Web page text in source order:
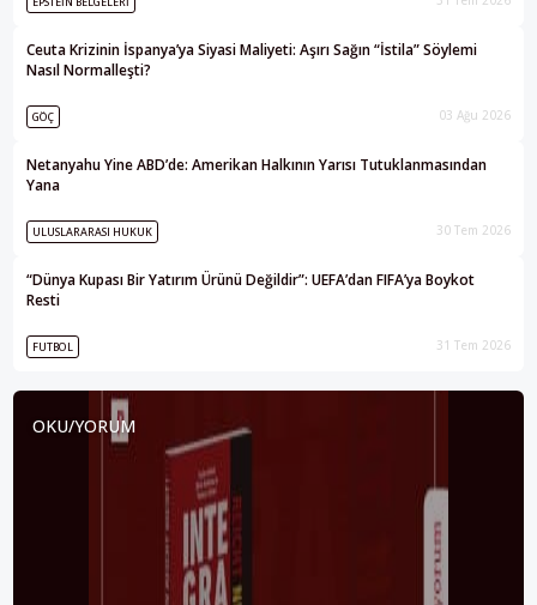
Ceuta Krizinin İspanya’ya Siyasi Maliyeti: Aşırı Sağın “İstila” Söylemi
Nasıl Normalleşti?
GÖÇ 03 Ağu 2026
Netanyahu Yine ABD’de: Amerikan Halkının Yarısı Tutuklanmasından
Yana
ULUSLARARASI HUKUK 30 Tem 2026
“Dünya Kupası Bir Yatırım Ürünü Değildir”: UEFA’dan FIFA’ya Boykot
Resti
FUTBOL 31 Tem 2026
OKU/YORUM